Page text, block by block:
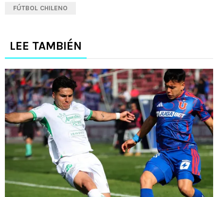
FÚTBOL CHILENO
LEE TAMBIÉN